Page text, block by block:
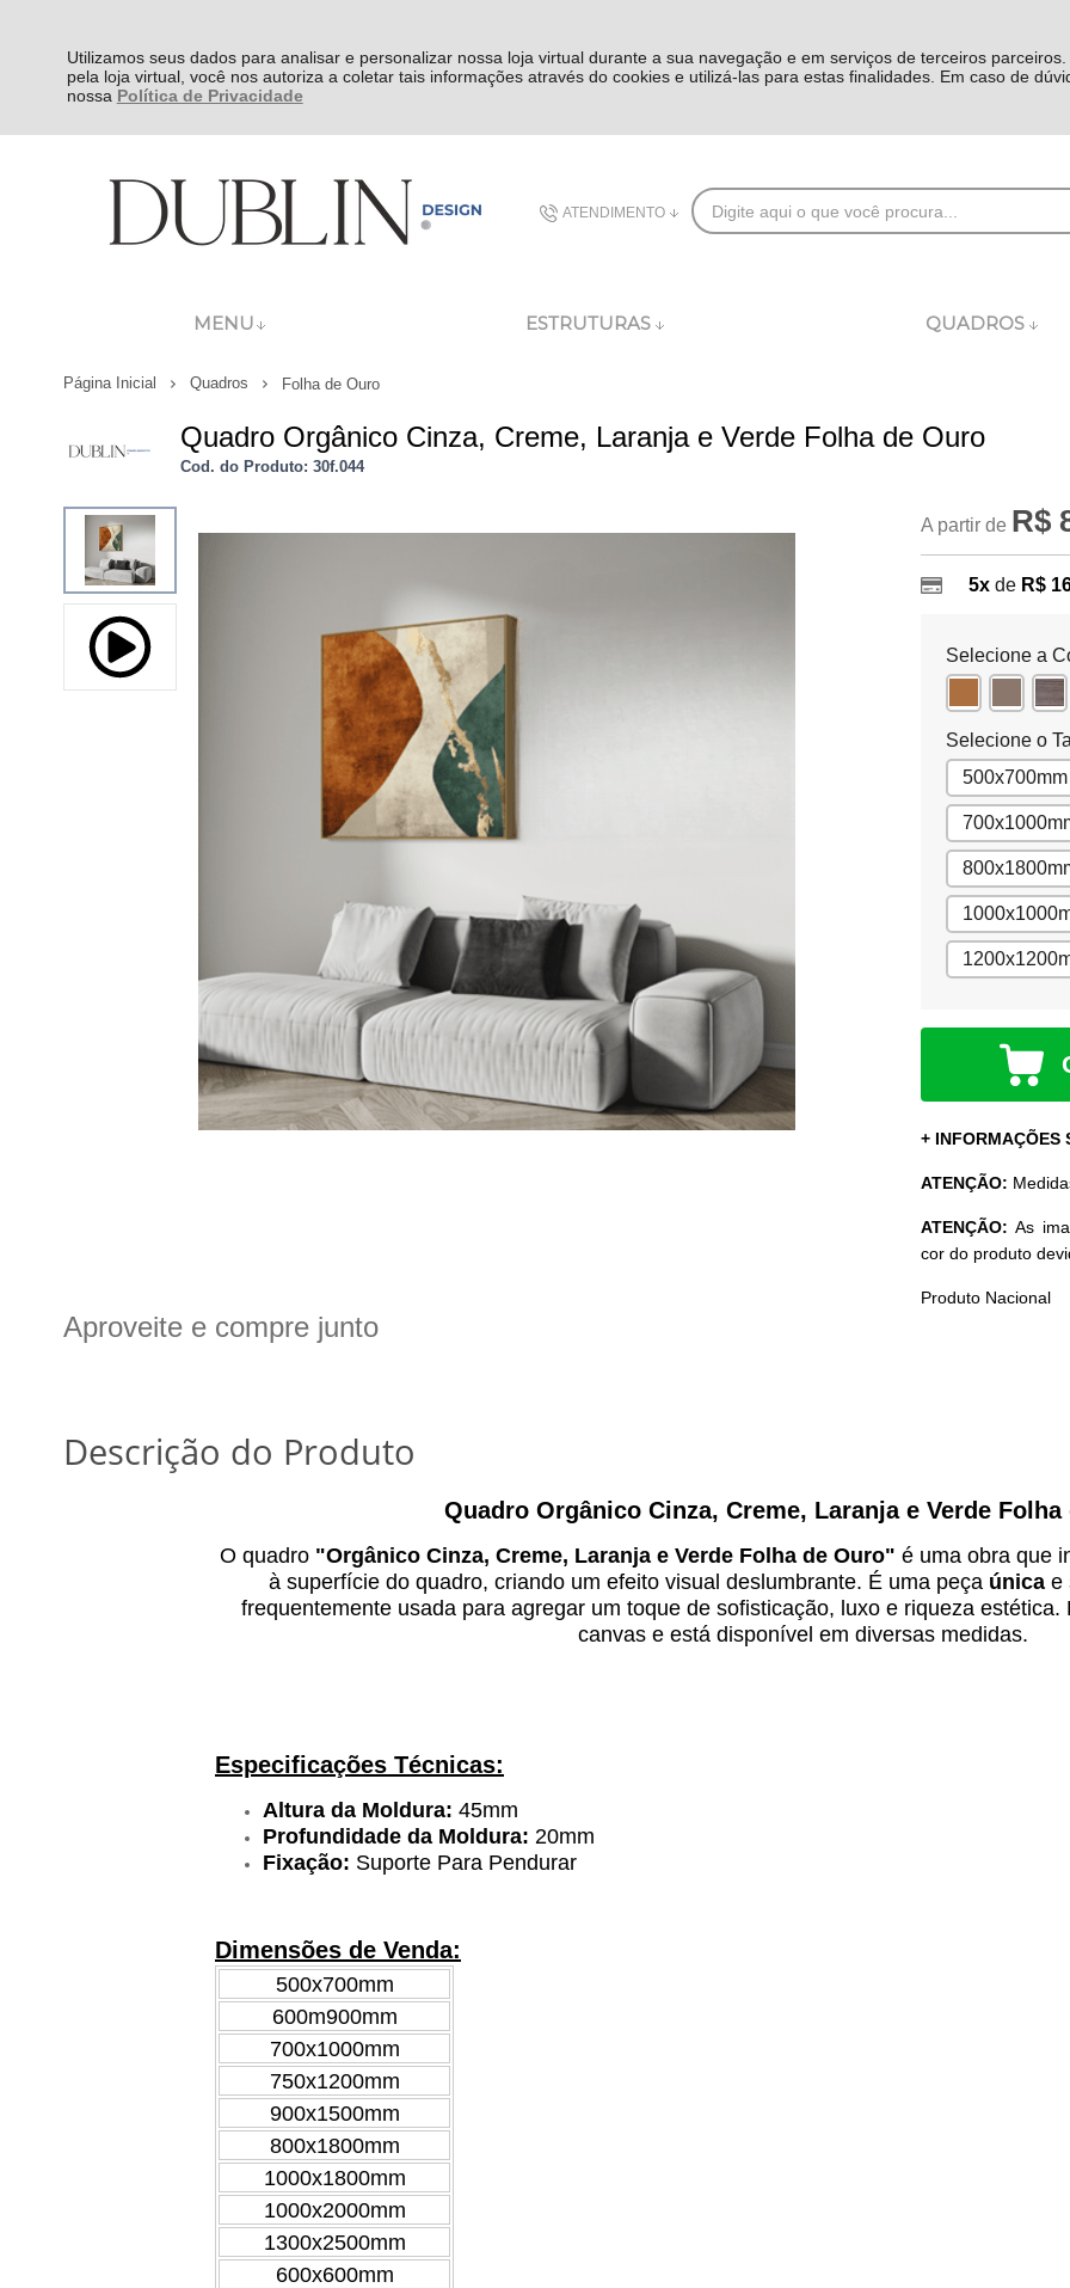
Utilizamos seus dados para analisar e personalizar nossa loja virtual durante a sua navegação e em serviços de terceiros parceiros.
pela loja virtual, você nos autoriza a coletar tais informações através do cookies e utilizá-las para estas finalidades. Em caso de
nossa Política de Privacidade
ATENDIMENTO
MENU ESTRUTURAS QUADROS
Página Inicial Quadros Folha de Ouro
Quadro Orgânico Cinza, Creme, Laranja e Verde Folha de Ouro
Cod. do Produto: 30f.044
A partir de R$
5x de R$
Selecione a
Selecione o
500x700mm
+ INFORMAÇÕES
ATENÇÃO:
ATENÇÃO:As
cor do produto
Produto Nacional
Aproveite e compre junto
Descrição do Produto
Quadro Orgânico Cinza, Creme, Laranja e Verde Folha
O quadro "Orgânico Cinza, Creme, Laranja e Verde Folha de Ouro" é uma obra que
à superfície do quadro, criando um efeito visual deslumbrante. É uma peça única e
frequentemente usada para agregar um toque de sofisticação, luxo e riqueza
canvas e está disponível em diversas medidas.
Especificações Técnicas:
Altura da Moldura: 45mm
Profundidade da Moldura: 20mm
Fixação: Suporte Para Pendurar
Dimensões de Venda:
500x700mm
600m900mm
700x1000mm
750x1200mm
900x1500mm
800x1800mm
1000x1800mm
1000x2000mm
1300x2500mm
600x600mm